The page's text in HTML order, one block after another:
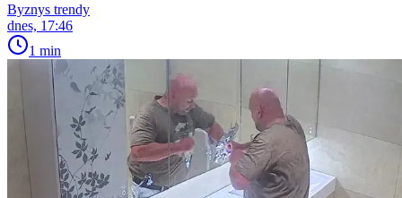
Byznys trendy
dnes, 17:46
1 min